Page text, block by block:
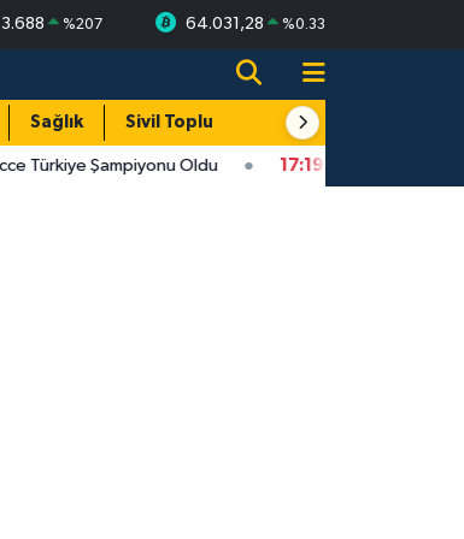
%207 64.031,28 %0.33
Sağlık Sivil Toplum Turizm
Şampiyonu Oldu 17:19Bartın TSO'da Ortak